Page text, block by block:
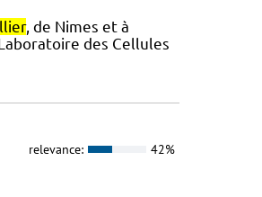
, de Nimes et à
des Cellules
relevance: 42%